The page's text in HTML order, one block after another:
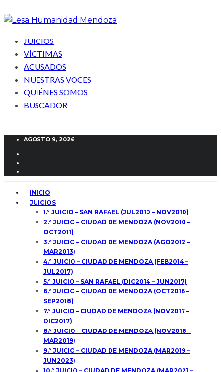
JUICIOS
VÍCTIMAS
ACUSADOS
NUESTRAS VOCES
QUIÉNES SOMOS
BUSCADOR
AGOSTO 9, 2026
INICIO
JUICIOS
1.° JUICIO – SAN RAFAEL (JUL2010 – NOV2010)
2.° JUICIO – CIUDAD DE MENDOZA (NOV2010 –
OCT2011)
3.° JUICIO – CIUDAD DE MENDOZA (AGO2012 –
MAR2013)
4.° JUICIO – CIUDAD DE MENDOZA (FEB2014 –
JUL2017)
5.° JUICIO – SAN RAFAEL (DIC2014 – JUN2017)
6.° JUICIO – CIUDAD DE MENDOZA (OCT2016 –
SEP2018)
7.° JUICIO – CIUDAD DE MENDOZA (NOV2017 –
DIC2017)
8.° JUICIO – CIUDAD DE MENDOZA (NOV2018 –
MAR2019)
9.° JUICIO – CIUDAD DE MENDOZA (MAR2019 –
JUN2023)
10.° JUICIO – CIUDAD DE MENDOZA (MAR2021 –